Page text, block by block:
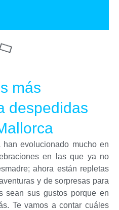
más
despedidas
han evolucionado mucho en
en las que ya no
ahora están repletas
y de sorpresas para
sean sus gustos porque en
Te vamos a contar cuáles